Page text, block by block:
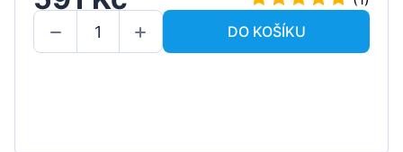
DO KOŠÍKU